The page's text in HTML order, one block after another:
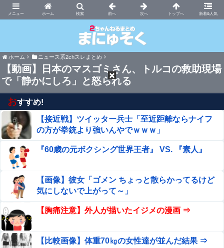
ホーム 新着&人気
まにゅそく 2chまとめニュース速報VIP
ホーム ニュース系2chスレまとめ
【動画】日本のマスゴミさん、トルコの救助現場
で「静かにしろ」と怒られる
おすすめ!
【接近戦】ツイッター兵士「至近距離ならナイフ
の方が拳銃より強いんやでｗｗｗ」
『60歳の元ボクシング世界王者』 VS. 『素人』
【画像】彼女「ゴメン ちょっと散らかってるけど
気にしないで上がって～」
【胸痛注意】外人が描いたイジメの漫画 ⇒
【比較画像】体重70㎏の女性達が並んだ結果 ⇒